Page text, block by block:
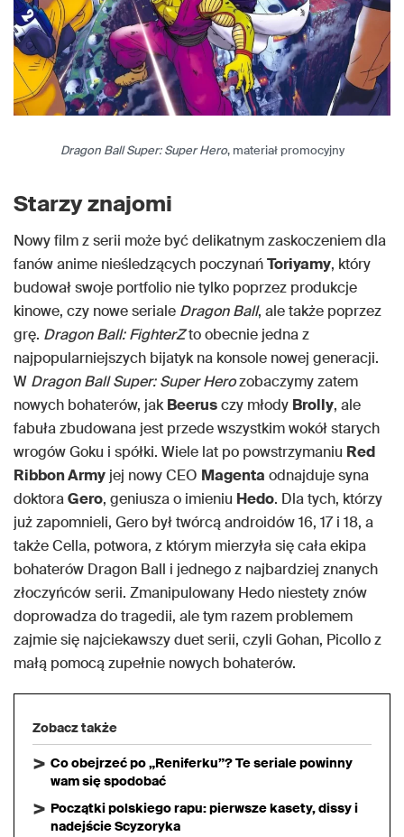
Dragon Ball Super: Super Hero, materiał promocyjny
Starzy znajomi
Nowy film z serii może być delikatnym zaskoczeniem dla
fanów anime nieśledzących poczynańToriyamy, który
budował swoje portfolio nie tylko poprzez produkcje
kinowe, czy nowe seriale Dragon Ball, ale także poprzez
grę. Dragon Ball: FighterZto obecnie jedna z
najpopularniejszych bijatyk na konsole nowej generacji.
W Dragon Ball Super: Super Herozobaczymy zatem
nowych bohaterów, jakBeerusczy młody Brolly, ale
fabuła zbudowana jest przede wszystkim wokół starych
wrogów Goku i spółki. Wiele lat po powstrzymaniu Red
Ribbon Army jej nowy CEO Magenta odnajduje syna
doktoraGero, geniusza o imieniu Hedo. Dla tych, którzy
już zapomnieli, Gero był twórcą androidów 16, 17 i 18, a
także Cella, potwora, z którym mierzyła się cała ekipa
bohaterów Dragon Ball i jednego z najbardziej znanych
złoczyńców serii. Zmanipulowany Hedo niestety znów
doprowadza do tragedii, ale tym razem problemem
zajmie się najciekawszy duet serii, czyli Gohan, Picollo z
małą pomocą zupełnie nowych bohaterów.
Zobacz także
Co obejrzeć po „Reniferku”? Te seriale powinny
wam się spodobać
Początki polskiego rapu: pierwsze kasety, dissy i
nadejście Scyzoryka